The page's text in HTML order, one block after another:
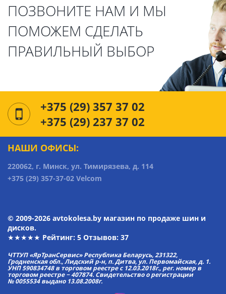
ПОЗВОНИТЕ НАМ И МЫ
ПОМОЖЕМ СДЕЛАТЬ
ПРАВИЛЬНЫЙ ВЫБОР
+375 (29) 357 37 02
+375 (29) 237 37 02
НАШИ ОФИСЫ:
220062, г. Минск, ул. Тимирязева, д. 114
+375 (29) 357-37-02 Velcom
© 2009-2026 avtokolesa.by магазин по продаже шин и
дисков.
★★★★★ Рейтинг: 5 Отзывов: 37
ЧТТУП «ЯрТранСервис» Республика Беларусь, 231322,
Гродненская обл., Лидский р-н, п. Дитва, ул. Первомайская, д. 1.
УНП 590834748 в торговом реестре с 12.03.2018г., рег. номер в
торговом реестре − 407874. Свидетельство о регистрации
№ 0055534 выдано 13.08.2008г.